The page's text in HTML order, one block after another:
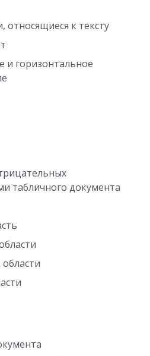
относящиеся к тексту
и горизонтальное
табличного документа